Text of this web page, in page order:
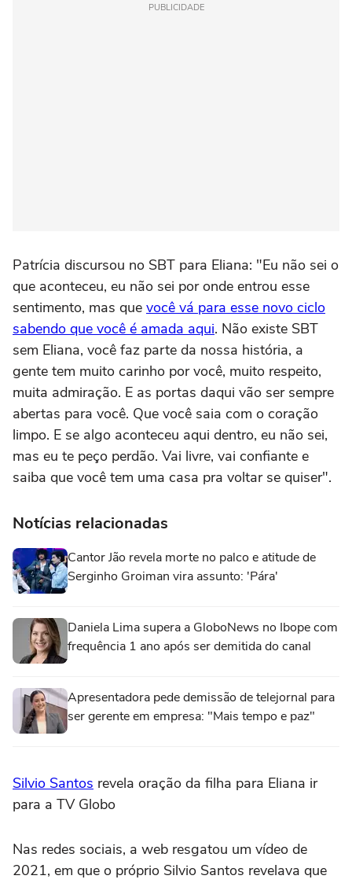
PUBLICIDADE
Patrícia discursou no SBT para Eliana: "Eu não sei o
que aconteceu, eu não sei por onde entrou esse
sentimento, mas que você vá para esse novo ciclo
sabendo que você é amada aqui. Não existe SBT
sem Eliana, você faz parte da nossa história, a
gente tem muito carinho por você, muito respeito,
muita admiração. E as portas daqui vão ser sempre
abertas para você. Que você saia com o coração
limpo. E se algo aconteceu aqui dentro, eu não sei,
mas eu te peço perdão. Vai livre, vai confiante e
saiba que você tem uma casa pra voltar se quiser".
Notícias relacionadas
Cantor Jão revela morte no palco e atitude de
Serginho Groiman vira assunto: 'Pára'
Daniela Lima supera a GloboNews no Ibope com
frequência 1 ano após ser demitida do canal
Apresentadora pede demissão de telejornal para
ser gerente em empresa: "Mais tempo e paz"
Silvio Santos revela oração da filha para Eliana ir
para a TV Globo
Nas redes sociais, a web resgatou um vídeo de
2021, em que o próprio Silvio Santos revelava que